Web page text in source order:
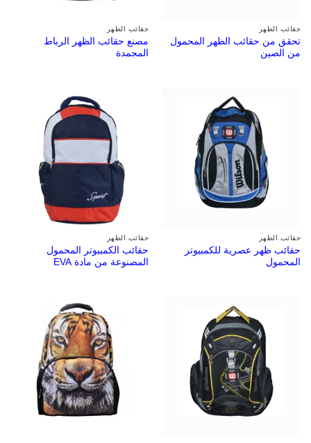
حقائب الظهر
تحقق من حقائب الظهر المحمول
من الصين
حقائب الظهر
مصنع حقائب الظهر الرباط
المجمدة
حقائب الظهر
حقائب ظهر عصرية للكمبيوتر
المحمول
حقائب الظهر
حقائب الكمبيوتر المحمول
المصنوعة من مادة EVA